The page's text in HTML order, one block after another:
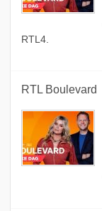
RTL4.
RTL Boulevard